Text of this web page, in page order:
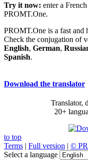
Try it now: enter a
PROMT.One.
PROMT.One is a fast and
Check the conjugation of
English, German,
Spanish.
Download the translator
Translator,
20+
to top
Terms | Full version | ©
Select a language